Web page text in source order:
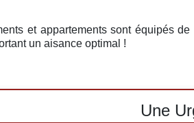
et appartements sont équipés de
un aisance optimal !
Une